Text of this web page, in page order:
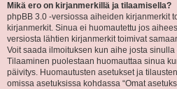
Mikä ero on kirjanmerkillä ja tilaamisella?
phpBB 3.0 -versiossa aiheiden kirjanmerkit
kirjanmerkit. Sinua ei huomautettu jos
versiosta lähtien kirjanmerkit toimivat
Voit saada ilmoituksen kun aihe josta
Tilaaminen puolestaan huomauttaa sinua
päivitys. Huomautusten asetukset ja
omissa asetuksissa kohdassa “Omat